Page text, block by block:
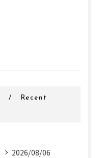
Recent
2026/08/06